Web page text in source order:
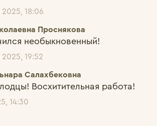
18:06
Проснякова
необыкновенный!
19:52
Салахбековна
Восхитительная работа!
14:30